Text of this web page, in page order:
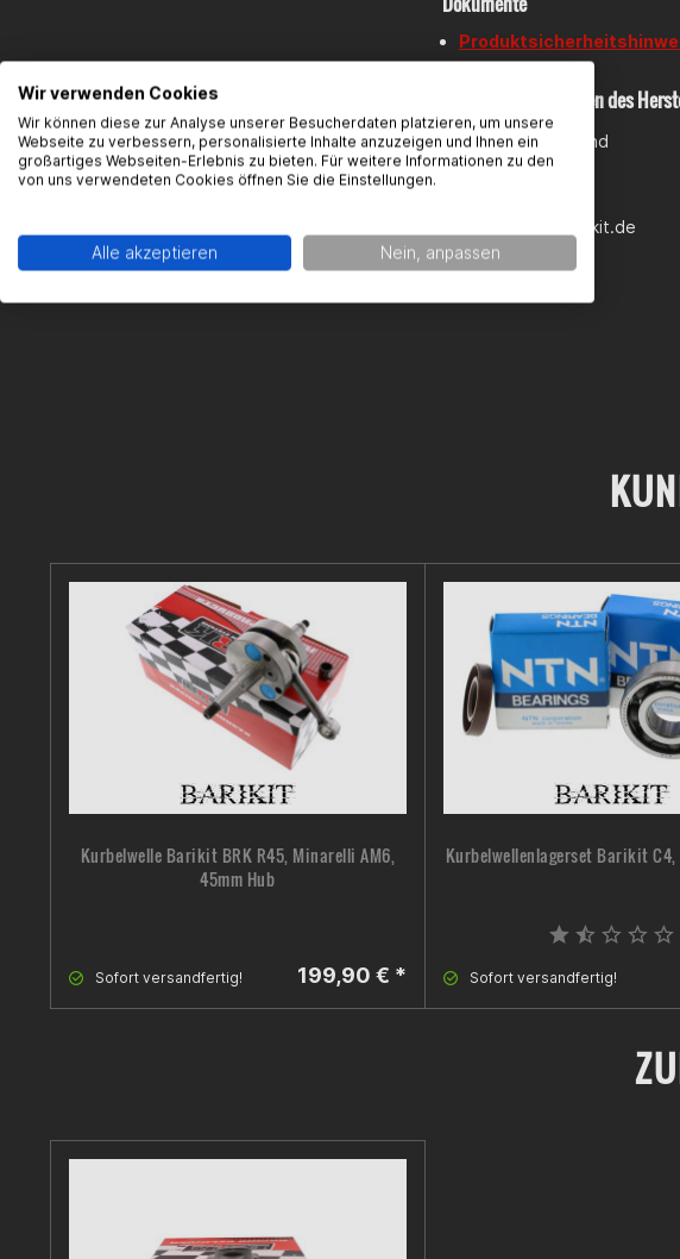
Kontaktinformationen des
BARIKIT Deutschland
Friedhofstra§e 9
info@barikit.de
Kurbelwelle Barikit BRK R45, Minarelli AM6,
45mm Hub
Sofort versandfertig! 199,90 € *
Kurbelwellenlagerset Barikit
Sofort versandfertig!
Wir verwenden Cookies
Wir können diese zur Analyse unserer Besucherdaten platzieren, um unsere
Webseite zu verbessern, personalisierte Inhalte anzuzeigen und Ihnen ein
großartiges Webseiten-Erlebnis zu bieten. Für weitere Informationen zu den
von uns verwendeten Cookies öffnen Sie die Einstellungen.
Alle akzeptieren Nein, anpassen